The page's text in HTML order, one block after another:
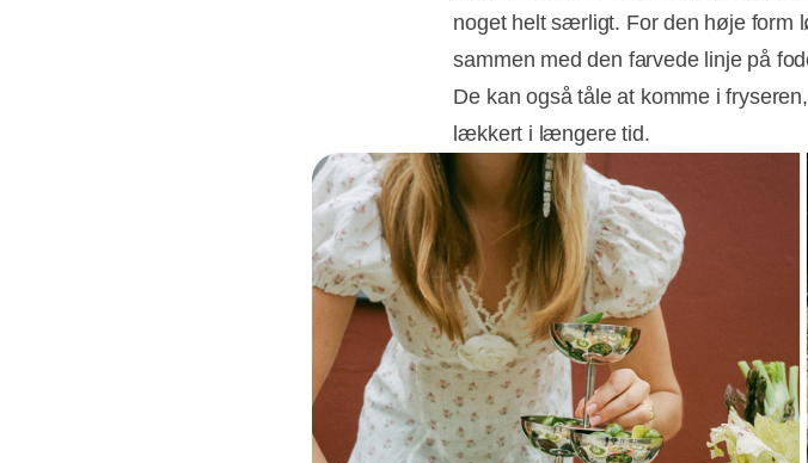
noget helt særligt. For den høje form
sammen med den farvede linje på
De kan også tåle at komme i
lækkert i længere tid.